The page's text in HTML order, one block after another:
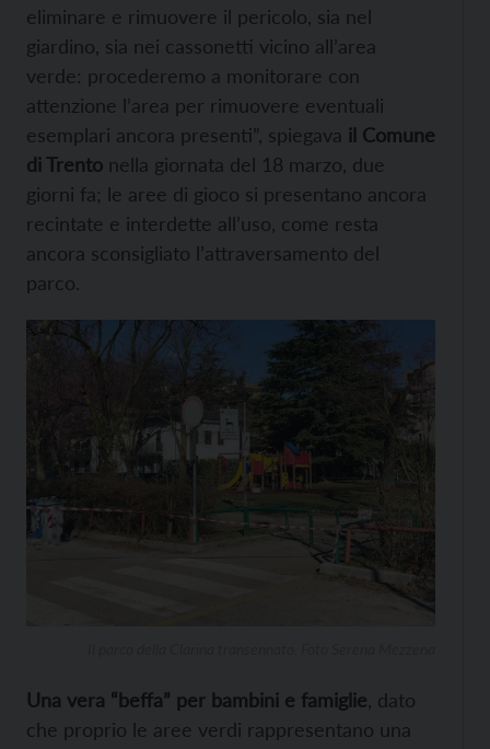
eliminare e rimuovere il pericolo, sia nel
giardino, sia nei cassonetti vicino all’area
verde: procederemo a monitorare con
attenzione l’area per rimuovere eventuali
esemplari ancora presenti”, spiegava il Comune
di Trento nella giornata del 18 marzo, due
giorni fa; le aree di gioco si presentano ancora
recintate e interdette all’uso, come resta
ancora sconsigliato l’attraversamento del
parco.
Una vera “beffa” per bambini e famiglie , dato
che proprio le aree verdi rappresentano una